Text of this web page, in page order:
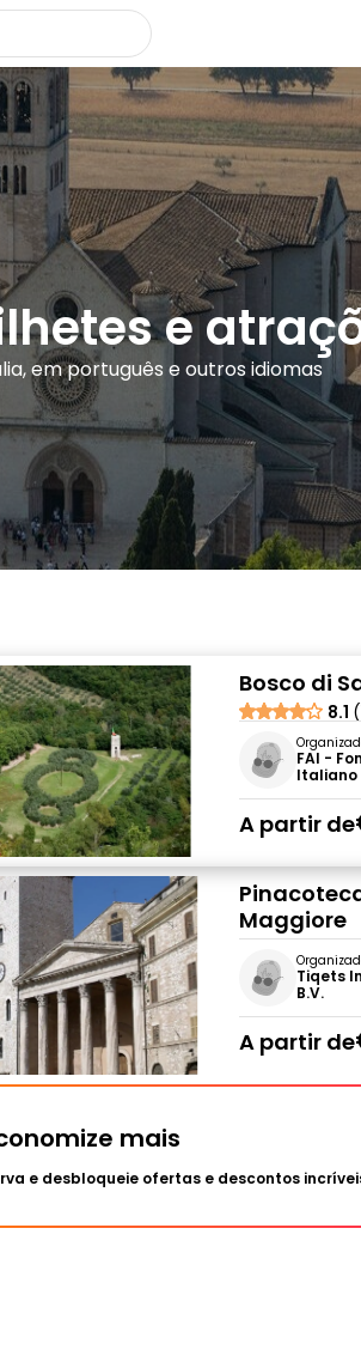
e
em português e outros idiomas
Bosco di
8.1
FAI -
Italiano
A partir de
Maggiore
Tiqets
B.V.
A partir de
mais
e desbloqueie ofertas e descontos